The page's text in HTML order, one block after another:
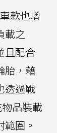
款也增
載之
且配合
胎，藉
透過戰
品裝載
圍。